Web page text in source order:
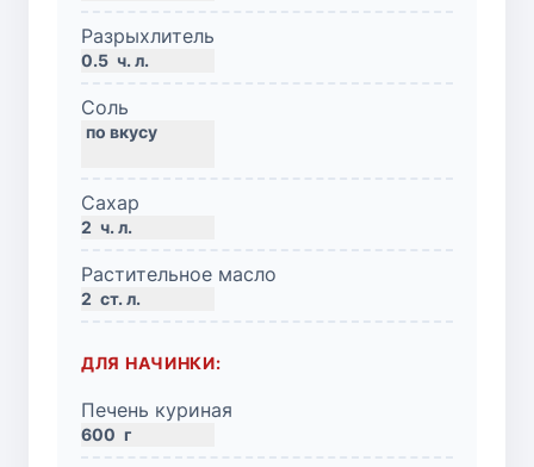
Разрыхлитель
0.5 ч. л.
Соль
Сахар
2 ч. л.
Растительное масло
2 ст. л.
ДЛЯ НАЧИНКИ:
Печень куриная
600 г